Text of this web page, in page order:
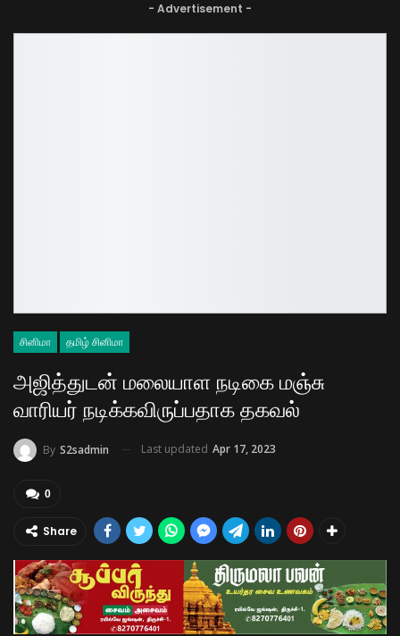
- Advertisement -
சினிமா தமிழ் சினிமா
அஜித்துடன் மலையாள நடிகை மஞ்சு
வாரியர் நடிக்கவிருப்பதாக தகவல்
By S2sadmin Last updated Apr 17, 2023
0
Share